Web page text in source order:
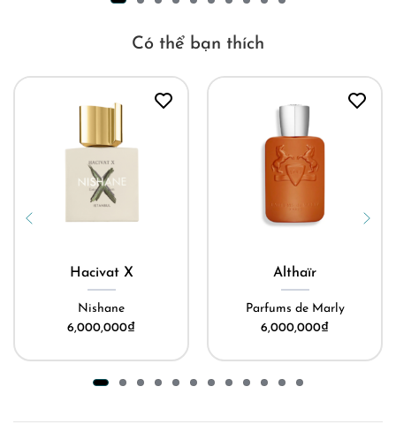
Có thể bạn thích
Hacivat X
Nishane
6,000,000₫
Althaïr
Parfums de Marly
6,000,000₫